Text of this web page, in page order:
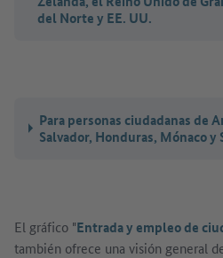
del Norte y EE. UU.
Para personas ciudadanas de
Salvador, Honduras, Mónaco y
El gráfico "Entrada y empleo de
también ofrece una visión general